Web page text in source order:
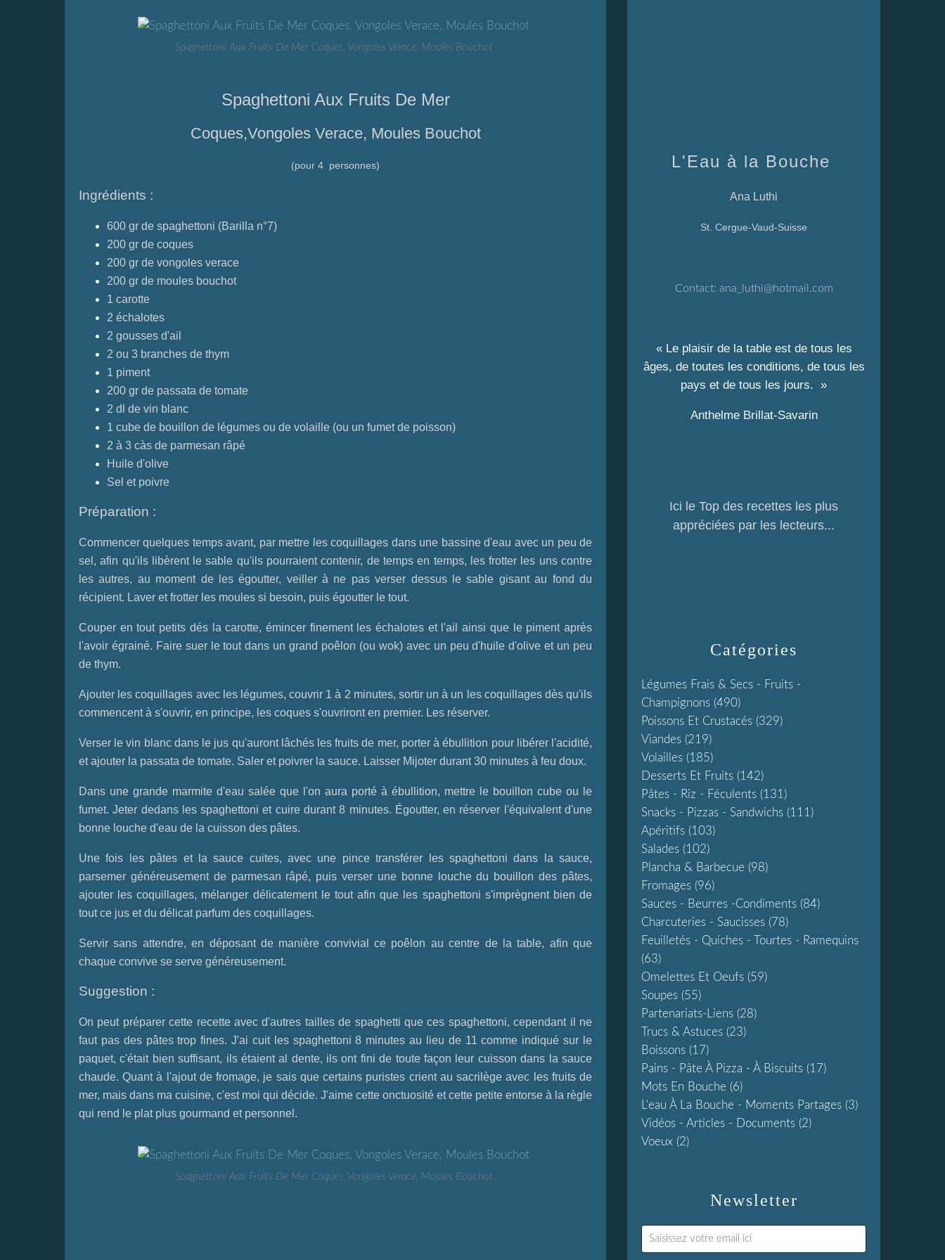
Spaghettoni Aux Fruits De Mer Coques, Vongoles Verace, Moules Bouchot
Spaghettoni Aux Fruits De Mer
Coques,Vongoles Verace, Moules Bouchot
(pour 4 personnes)
Ingrédients :
600 gr de spaghettoni (Barilla n°7)
200 gr de coques
200 gr de vongoles verace
200 gr de moules bouchot
1 carotte
2 échalotes
2 gousses d'ail
2 ou 3 branches de thym
1 piment
200 gr de passata de tomate
2 dl de vin blanc
1 cube de bouillon de légumes ou de volaille (ou un fumet de poisson)
2 à 3 càs de parmesan râpé
Huile d'olive
Sel et poivre
Préparation :
Commencer quelques temps avant, par mettre les coquillages dans une bassine d'eau avec un peu de
sel, afin qu'ils libèrent le sable qu'ils pourraient contenir, de temps en temps, les frotter les uns contre
les autres, au moment de les égoutter, veiller à ne pas verser dessus le sable gisant au fond du
récipient. Laver et frotter les moules si besoin, puis égoutter le tout.
Couper en tout petits dés la carotte, émincer finement les échalotes et l'ail ainsi que le piment après
l'avoir égrainé. Faire suer le tout dans un grand poêlon (ou wok) avec un peu d'huile d'olive et un peu
de thym.
Ajouter les coquillages avec les légumes, couvrir 1 à 2 minutes, sortir un à un les coquillages dès qu'ils
commencent à s'ouvrir, en principe, les coques s'ouvriront en premier. Les réserver.
Verser le vin blanc dans le jus qu'auront lâchés les fruits de mer, porter à ébullition pour libérer l'acidité,
et ajouter la passata de tomate. Saler et poivrer la sauce. Laisser Mijoter durant 30 minutes à feu doux.
Dans une grande marmite d'eau salée que l'on aura porté à ébullition, mettre le bouillon cube ou le
fumet. Jeter dedans les spaghettoni et cuire durant 8 minutes. Égoutter, en réserver l'équivalent d'une
bonne louche d'eau de la cuisson des pâtes.
Une fois les pâtes et la sauce cuites, avec une pince transférer les spaghettoni dans la sauce,
parsemer généreusement de parmesan râpé, puis verser une bonne louche du bouillon des pâtes,
ajouter les coquillages, mélanger délicatement le tout afin que les spaghettoni s'imprègnent bien de
tout ce jus et du délicat parfum des coquillages.
Servir sans attendre, en déposant de manière convivial ce poêlon au centre de la table, afin que
chaque convive se serve généreusement.
Suggestion :
On peut préparer cette recette avec d'autres tailles de spaghetti que ces spaghettoni, cependant il ne
faut pas des pâtes trop fines. J'ai cuit les spaghettoni 8 minutes au lieu de 11 comme indiqué sur le
paquet, c'était bien suffisant, ils étaient al dente, ils ont fini de toute façon leur cuisson dans la sauce
chaude. Quant à l'ajout de fromage, je sais que certains puristes crient au sacrilège avec les fruits de
mer, mais dans ma cuisine, c'est moi qui décide. J'aime cette onctuosité et cette petite entorse à la règle
qui rend le plat plus gourmand et personnel.
Spaghettoni Aux Fruits De Mer Coques, Vongoles Verace, Moules Bouchot
Newsletter
Catégories
Légumes Frais & Secs - Fruits -
Champignons (490)
Poissons Et Crustacés (329)
Viandes (219)
Volailles (185)
Desserts Et Fruits (142)
Pâtes - Riz - Féculents (131)
Snacks - Pizzas - Sandwichs (111)
Apéritifs (103)
Salades (102)
Plancha & Barbecue (98)
Fromages (96)
Sauces - Beurres -condiments (84)
Charcuteries - Saucisses (78)
Feuilletés - Quiches - Tourtes - Ramequins
(63)
Omelettes Et Oeufs (59)
Soupes (55)
Partenariats-Liens (28)
Trucs & Astuces (23)
Boissons (17)
Pains - Pâte À Pizza - À Biscuits (17)
Mots En Bouche (6)
L'eau À La Bouche - Moments Partages (3)
Vidéos - Articles - Documents (2)
Voeux (2)
L'Eau à la Bouche
Ana Luthi
St. Cergue-Vaud-Suisse
Contact: ana_luthi@hotmail.com
« Le plaisir de la table est de tous les
âges, de toutes les conditions, de tous les
pays et de tous les jours. »
Anthelme Brillat-Savarin
Ici le Top des recettes les plus
appréciées par les lecteurs...